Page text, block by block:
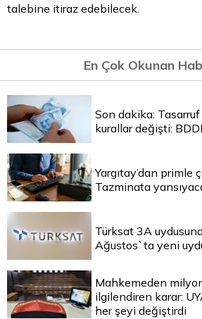
talebine itiraz edebilecek.
En Çok Okunan
Son dakika:
kurallar değişti:
Yargıtay’dan primle
Tazminata
Türksat 3A
Ağustos`ta yeni
Mahkemeden
ilgilendiren karar:
her şeyi değiştirdi